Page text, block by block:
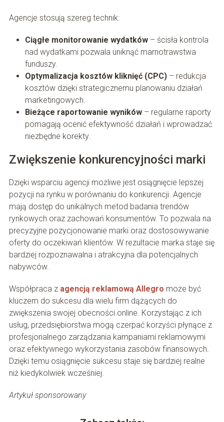
Agencje stosują szereg technik:
Ciągłe monitorowanie wydatków– ścisła kontrola
nad wydatkami pozwala uniknąć marnotrawstwa
funduszy.
Optymalizacja kosztów kliknięć (CPC)– redukcja
kosztów dzięki strategicznemu planowaniu działań
marketingowych.
Bieżące raportowanie wyników– regularne raporty
pomagają ocenić efektywność działań i wprowadzać
niezbędne korekty.
Zwiększenie konkurencyjności marki
Dzięki wsparciu agencji możliwe jest osiągnięcie lepszej
pozycji na rynku w porównaniu do konkurencji. Agencje
mają dostęp do unikalnych metod badania trendów
rynkowych oraz zachowań konsumentów. To pozwala na
precyzyjne pozycjonowanie marki oraz dostosowywanie
oferty do oczekiwań klientów. W rezultacie marka staje się
bardziej rozpoznawalna i atrakcyjna dla potencjalnych
nabywców.
Współpraca z agencją reklamową Allegro może być
kluczem do sukcesu dla wielu firm dążących do
zwiększenia swojej obecności online. Korzystając z ich
usług, przedsiębiorstwa mogą czerpać korzyści płynące z
profesjonalnego zarządzania kampaniami reklamowymi
oraz efektywnego wykorzystania zasobów finansowych.
Dzięki temu osiągnięcie sukcesu staje się bardziej realne
niż kiedykolwiek wcześniej.
Artykuł sponsorowany